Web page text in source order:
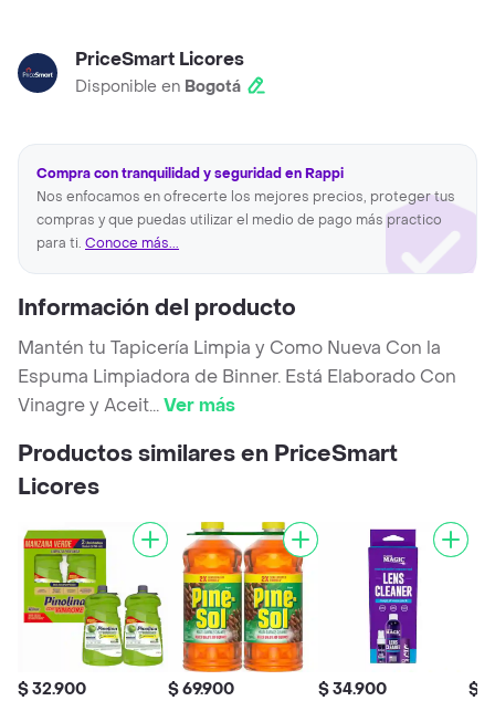
PriceSmart Licores
Disponible en Bogotá
Compra con tranquilidad y seguridad en Rappi
Nos enfocamos en ofrecerte los mejores precios, proteger tus
compras y que puedas utilizar el medio de pago más practico
para ti. Conoce más...
Información del producto
Mantén tu Tapicería Limpia y Como Nueva Con la
Espuma Limpiadora de Binner. Está Elaborado Con
Vinagre y Aceit...Ver más
Productos similares en PriceSmart
Licores
$ 32.900 $ 69.900 $ 34.900 $